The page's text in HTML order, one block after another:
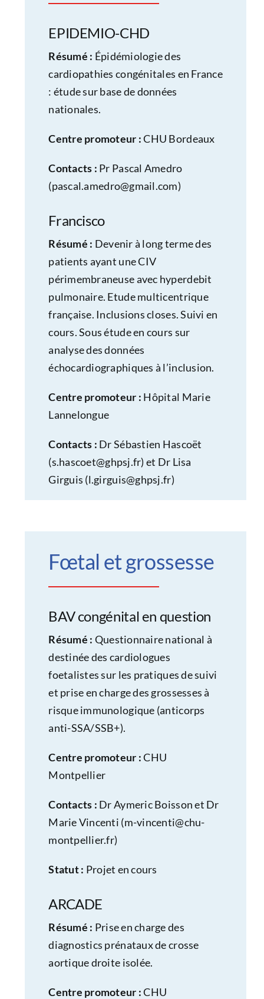
EPIDEMIO-CHD
Résumé : Épidémiologie des
cardiopathies congénitales en France
: étude sur base de données
nationales.
Centre promoteur :CHU Bordeaux
Contacts : Pr Pascal Amedro
(pascal.amedro@gmail.com)
Francisco
Résumé : Devenir à long terme des
patients ayant une CIV
périmembraneuse avec hyperdebit
pulmonaire. Etude multicentrique
française. Inclusions closes. Suivi en
cours. Sous étude en cours sur
analyse des données
échocardiographiques à l’inclusion.
Centre promoteur : Hôpital Marie
Lannelongue
Contacts : Dr Sébastien Hascoët
(s.hascoet@ghpsj.fr) et Dr Lisa
Girguis (l.girguis@ghpsj.fr)
Fœtal et grossesse
BAV congénital en question
Résumé : Questionnaire national à
destinée des cardiologues
foetalistes sur les pratiques de suivi
et prise en charge des grossesses à
risque immunologique (anticorps
anti-SSA/SSB+).
Centre promoteur :CHU
Montpellier
Contacts : Dr Aymeric Boisson et Dr
Marie Vincenti (m-vincenti@chu-
montpellier.fr)
Statut : Projet en cours
ARCADE
Résumé : Prise en charge des
diagnostics prénataux de crosse
aortique droite isolée.
Centre promoteur :CHU